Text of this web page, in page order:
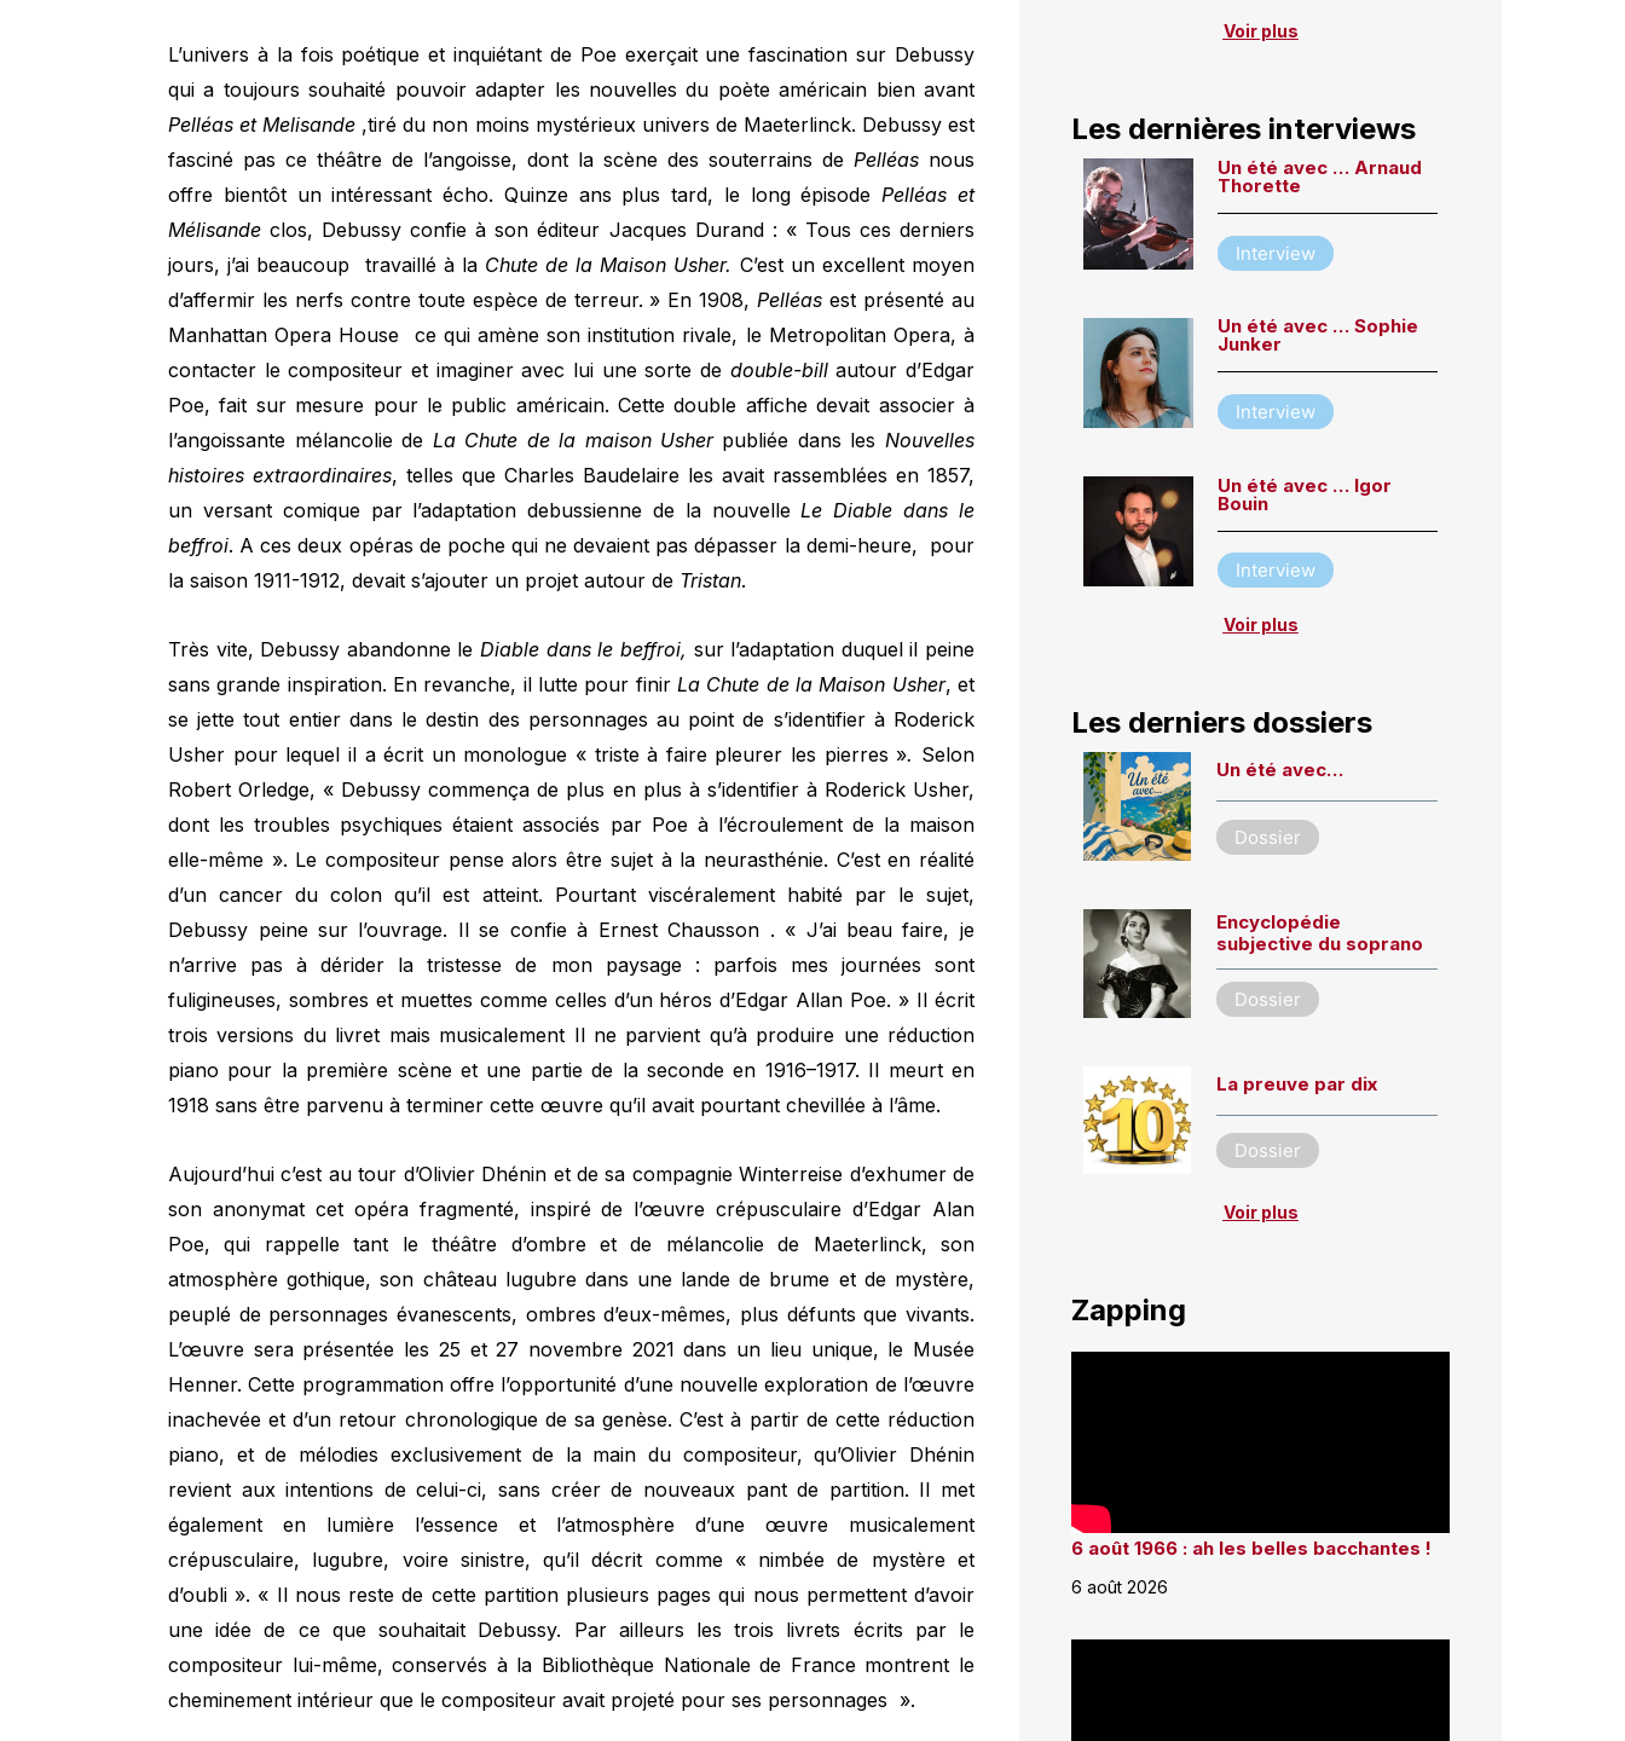
L’univers à la fois poétique et inquiétant de Poe exerçait une fascination sur Debussy
qui a toujours souhaité pouvoir adapter les nouvelles du poète américain bien avant
Pelléas et Melisande ,tiré du non moins mystérieux univers de Maeterlinck. Debussy est
fasciné pas ce théâtre de l’angoisse, dont la scène des souterrains de Pelléasnous
offre bientôt un intéressant écho. Quinze ans plus tard, le long épisodePelléas et
Mélisande clos, Debussy confie à son éditeur Jacques Durand : « Tous ces derniers
jours, j’ai beaucoup travaillé à la Chute de la Maison Usher. C’est un excellent moyen
d’affermir les nerfs contre toute espèce de terreur. » En 1908,Pelléas est présenté au
Manhattan Opera House ce qui amène son institution rivale, le Metropolitan Opera, à
contacter le compositeur et imaginer avec lui une sorte de double-billautour d’Edgar
Poe, fait sur mesure pour le public américain. Cette double affiche devait associer à
l’angoissante mélancolie de La Chute de la maison Usherpubliée dans les Nouvelles
histoires extraordinaires, telles que Charles Baudelaire les avait rassemblées en 1857,
un versant comique par l’adaptation debussienne de la nouvelleLe Diable dans le
beffroi. A ces deux opéras de poche qui ne devaient pas dépasser la demi-heure, pour
la saison 1911-1912, devait s’ajouter un projet autour de Tristan.
Très vite, Debussy abandonne leDiable dans le beffroi, sur l’adaptation duquel il peine
sans grande inspiration. En revanche, il lutte pour finir La Chute de la Maison Usher, et
se jette tout entier dans le destin des personnages au point de s’identifier à Roderick
Usher pour lequel il a écrit un monologue « triste à faire pleurer les pierres ». Selon
Robert Orledge, « Debussy commença de plus en plus à s’identifier à Roderick Usher,
dont les troubles psychiques étaient associés par Poe à l’écroulement de la maison
elle-même ». Le compositeur pense alors être sujet à la neurasthénie. C’est en réalité
d’un cancer du colon qu’il est atteint. Pourtant viscéralement habité par le sujet,
Debussy peine sur l’ouvrage. Il se confie à Ernest Chausson . « J’ai beau faire, je
n’arrive pas à dérider la tristesse de mon paysage : parfois mes journées sont
fuligineuses, sombres et muettes comme celles d’un héros d’Edgar Allan Poe. » Il écrit
trois versions du livret mais musicalement Il ne parvient qu’à produire une réduction
piano pour la première scène et une partie de la seconde en 1916–1917. Il meurt en
1918 sans être parvenu à terminer cette œuvre qu’il avait pourtant chevillée à l’âme.
Aujourd’hui c’est au tour d’Olivier Dhénin et de sa compagnie Winterreise d’exhumer de
son anonymat cet opéra fragmenté, inspiré de l’œuvre crépusculaire d’Edgar Alan
Poe, qui rappelle tant le théâtre d’ombre et de mélancolie de Maeterlinck, son
atmosphère gothique, son château lugubre dans une lande de brume et de mystère,
peuplé de personnages évanescents, ombres d’eux-mêmes, plus défunts que vivants.
L’œuvre sera présentée les 25 et 27 novembre 2021 dans un lieu unique, le Musée
Henner. Cette programmation offre l’opportunité d’une nouvelle exploration de l’œuvre
inachevée et d’un retour chronologique de sa genèse. C’est à partir de cette réduction
piano, et de mélodies exclusivement de la main du compositeur, qu’Olivier Dhénin
revient aux intentions de celui-ci, sans créer de nouveaux pant de partition. Il met
également en lumière l’essence et l’atmosphère d’une œuvre musicalement
crépusculaire, lugubre, voire sinistre, qu’il décrit comme « nimbée de mystère et
d’oubli ». « Il nous reste de cette partition plusieurs pages qui nous permettent d’avoir
une idée de ce que souhaitait Debussy. Par ailleurs les trois livrets écrits par le
compositeur lui-même, conservés à la Bibliothèque Nationale de France montrent le
cheminement intérieur que le compositeur avait projeté pour ses personnages ».
Voir plus
Les dernières interviews
Un été avec … Arnaud
Thorette
Interview
Un été avec … Sophie
Junker
Interview
Un été avec … Igor
Bouin
Interview
Voir plus
Les derniers dossiers
Un été avec…
Dossier
Encyclopédie
subjective du soprano
Dossier
La preuve par dix
Dossier
Voir plus
Zapping
6 août 1966 : ah les belles bacchantes !
6 août 2026